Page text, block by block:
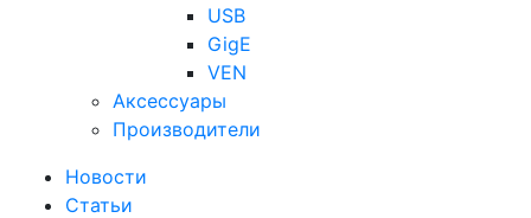
USB
GigE
VEN
Аксессуары
Производители
Новости
Статьи